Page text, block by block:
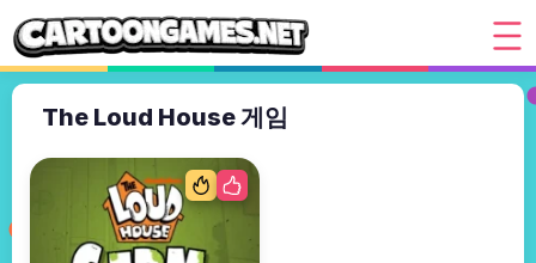
The Loud House 게임